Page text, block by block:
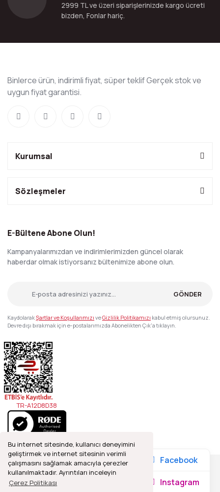
Bu internet sitesinde, kullanıcı deneyimini
geliştirmek ve internet sitesinin verimli
çalışmasını sağlamak amacıyla çerezler
kullanılmaktadır. Ayrıntıları inceleyin
Çerez Politikası
2999 TL ve üzeri siparişlerinizde kargo ücreti
bizden, Fonlar hariç.
Binlerce ürün, indirimli fiyat, süper teklif Gerçek stok ve
uygun fiyat garantisi.
Kurumsal
Sözleşmeler
E-Bültene Abone Olun!
Kampanyalarımızdan ve indirimlerimizden güncel olarak
haberdar olmak istiyorsanız bültenimize abone olun.
GÖNDER
KaydolarakŞartlar ve Koşullarımızı veGizlilik Politikamızı kabul etmiş olursunuz.
Devre dışı bırakmak için e-postalarımızda Abonelikten Çık'a tıklayın.
TR-A12D8D38
2021© Refleks Fotoğrafçılık, Tüm Hakları Saklıdır.
Facebook
Instagram